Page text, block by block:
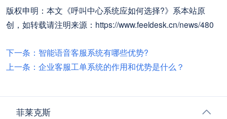
版权申明：本文《呼叫中心系统应如何选择?》系本站原
创，如转载请注明来源：https://www.feeldesk.cn/news/480
下一条：智能语音客服系统有哪些优势?
上一条：企业客服工单系统的作用和优势是什么？
菲莱克斯